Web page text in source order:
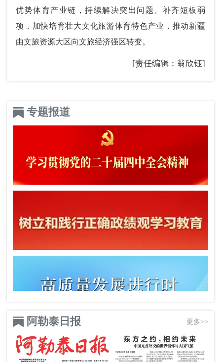
优势体育产业链，持续解决突出问题、补齐短板弱
项，加快培育壮大文化旅游体育特色产业，推动新疆
由文旅资源大区向文旅经济强区转变。
[责任编辑：翁欣钰]
专题报道
阿勒泰日报 更多>>